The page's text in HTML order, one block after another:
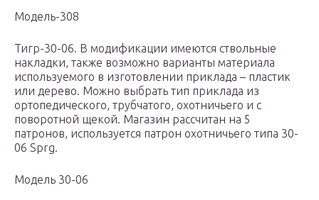
Модель-308
Тигр-30-06. В модификации имеются ствольные
накладки, также возможно варианты материала
используемого в изготовлении приклада – пластик
или дерево. Можно выбрать тип приклада из
ортопедического, трубчатого, охотничьего и с
поворотной щекой. Магазин рассчитан на 5
патронов, используется патрон охотничьего типа 30-
06 Sprg.
Модель 30-06